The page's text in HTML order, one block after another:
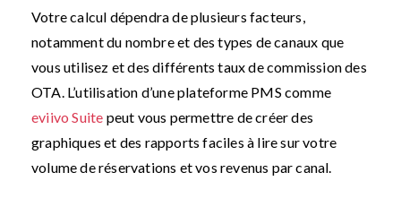
Votre calcul dépendra de plusieurs facteurs,
notamment du nombre et des types de canaux que
vous utilisez et des différents taux de commission des
OTA. L’utilisation d’une plateforme PMS comme
eviivo Suite peut vous permettre de créer des
graphiques et des rapports faciles à lire sur votre
volume de réservations et vos revenus par canal.